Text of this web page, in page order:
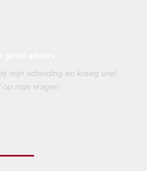
mijn scheiding en kreeg snel
mijn vragen.